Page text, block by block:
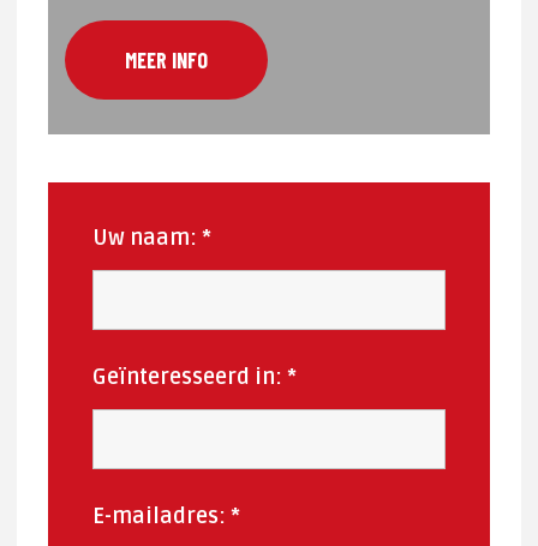
MEER INFO
Uw naam:*
Geïnteresseerd in:*
E-mailadres:*